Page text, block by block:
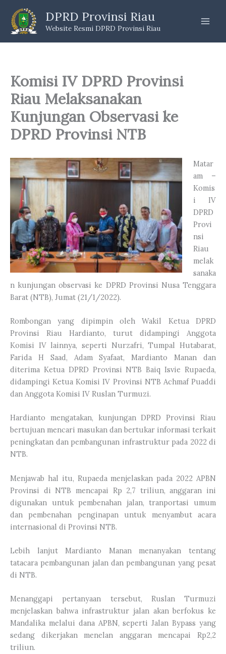
content
DPRD Provinsi Riau
Website Resmi DPRD Provinsi Riau
Komisi IV DPRD Provinsi
Riau Melaksanakan
Kunjungan Observasi ke
DPRD Provinsi NTB
Matar
am –
Komis
i IV
DPRD
Provi
nsi
Riau
melak
sanaka
n kunjungan observasi ke DPRD Provinsi Nusa Tenggara
Barat (NTB), Jumat (21/1/2022).
Rombongan yang dipimpin oleh Wakil Ketua DPRD
Provinsi Riau Hardianto, turut didampingi Anggota
Komisi IV lainnya, seperti Nurzafri, Tumpal Hutabarat,
Farida H Saad, Adam Syafaat, Mardianto Manan dan
diterima Ketua DPRD Provinsi NTB Baiq Isvie Rupaeda,
didampingi Ketua Komisi IV Provinsi NTB Achmaf Puaddi
dan Anggota Komisi IV Ruslan Turmuzi.
Hardianto mengatakan, kunjungan DPRD Provinsi Riau
bertujuan mencari masukan dan bertukar informasi terkait
peningkatan dan pembangunan infrastruktur pada 2022 di
NTB.
Menjawab hal itu, Rupaeda menjelaskan pada 2022 APBN
Provinsi di NTB mencapai Rp 2,7 triliun, anggaran ini
digunakan untuk pembenahan jalan, tranportasi umum
dan pembenahan penginapan untuk menyambut acara
internasional di Provinsi NTB.
Lebih lanjut Mardianto Manan menanyakan tentang
tatacara pembangunan jalan dan pembangunan yang pesat
di NTB.
Menanggapi pertanyaan tersebut, Ruslan Turmuzi
menjelaskan bahwa infrastruktur jalan akan berfokus ke
Mandalika melalui dana APBN, seperti Jalan Bypass yang
sedang dikerjakan menelan anggaran mencapai Rp2,2
triliun.